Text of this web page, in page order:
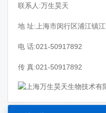
联系人:万生昊天
地 址:上海市闵行区浦江镇
电 话:021-50917892
传 真:021-50917892